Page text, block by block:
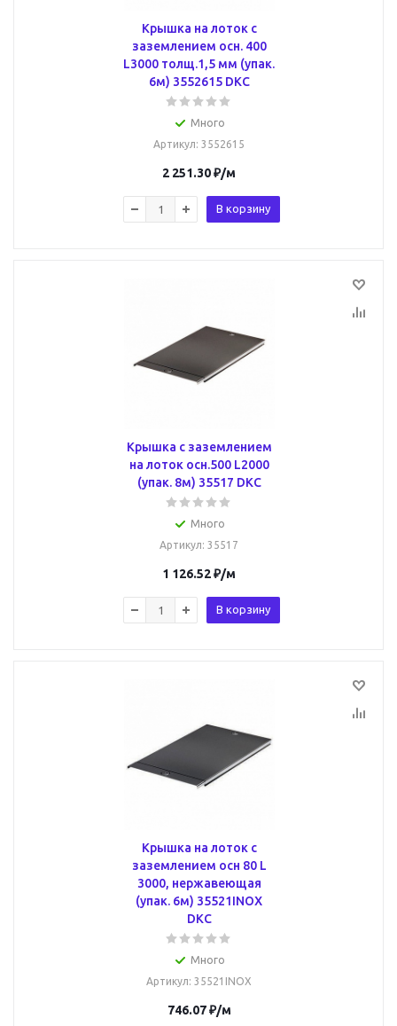
Крышка на лоток с
заземлением осн. 400
L3000 толщ.1,5 мм (упак.
6м) 3552615 DKC
Много
Артикул: 3552615
2 251.30₽/м
В корзину
Крышка с заземлением
на лоток осн.500 L2000
(упак. 8м) 35517 DKC
Много
Артикул: 35517
1 126.52₽/м
В корзину
Крышка на лоток с
заземлением осн 80 L
3000, нержавеющая
(упак. 6м) 35521INOX
DKC
Много
Артикул: 35521INOX
746.07₽/м